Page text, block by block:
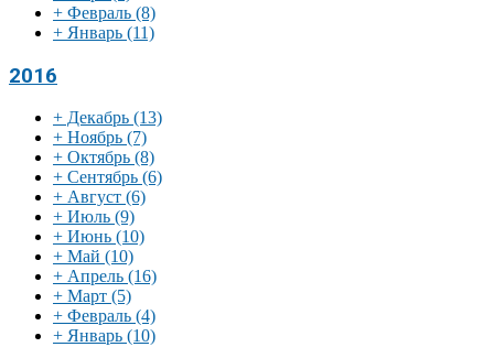
+ Февраль (8)
+ Январь (11)
2016
+ Декабрь (13)
+ Ноябрь (7)
+ Октябрь (8)
+ Сентябрь (6)
+ Август (6)
+ Июль (9)
+ Июнь (10)
+ Май (10)
+ Апрель (16)
+ Март (5)
+ Февраль (4)
+ Январь (10)